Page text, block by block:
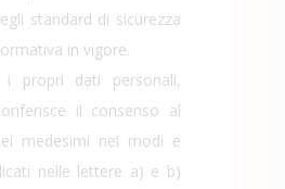
standard di sicurezza
in vigore.
i propri dati personali,
il consenso al
medesimi nei modi e
nelle lettere a) e b)